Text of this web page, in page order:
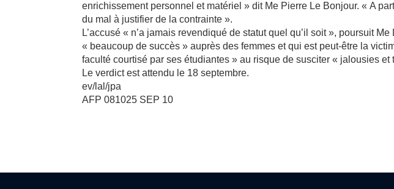
enrichissement personnel et matériel » dit Me Pierre Le Bonjour. « A
du mal à justifier de la contrainte ».
L’accusé « n’a jamais revendiqué de statut quel qu’il soit », poursuit
« beaucoup de succès » auprès des femmes et qui est peut-être la
faculté courtisé par ses étudiantes » au risque de susciter « jalousies et
Le verdict est attendu le 18 septembre.
ev/lal/jpa
AFP 081025 SEP 10